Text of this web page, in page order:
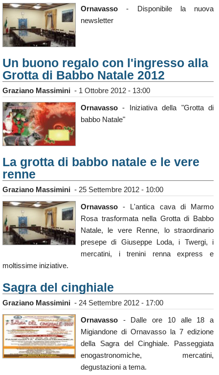
Ornavasso - Disponibile la nuova
newsletter
Un buono regalo con l'ingresso alla
Grotta di Babbo Natale 2012
Graziano Massimini - 1 Ottobre 2012 - 13:00
Ornavasso - Iniziativa della "Grotta di
babbo Natale"
La grotta di babbo natale e le vere
renne
Graziano Massimini - 25 Settembre 2012 - 10:00
Ornavasso - L'antica cava di Marmo
Rosa trasformata nella Grotta di Babbo
Natale, le vere Renne, lo straordinario
presepe di Giuseppe Loda, i Twergi, i
mercatini, i trenini renna express e
moltissime iniziative.
Sagra del cinghiale
Graziano Massimini - 24 Settembre 2012 - 17:00
Ornavasso - Dalle ore 10 alle 18 a
Migiandone di Ornavasso la 7 edizione
della Sagra del Cinghiale. Passeggiata
enogastronomiche, mercatini,
degustazioni a tema.